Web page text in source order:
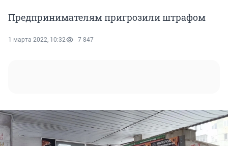
Предпринимателям пригрозили штрафом
1 марта 2022, 10:32 7 847